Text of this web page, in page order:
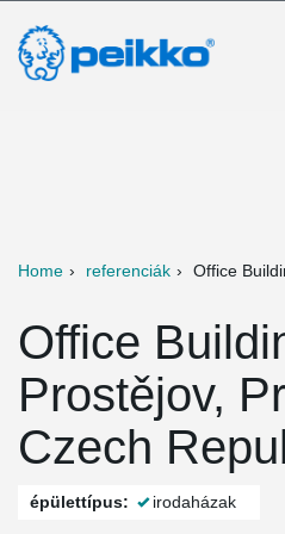
Home referenciák Office
Office
Prostějov,
Czech
épülettípus: irodaházak